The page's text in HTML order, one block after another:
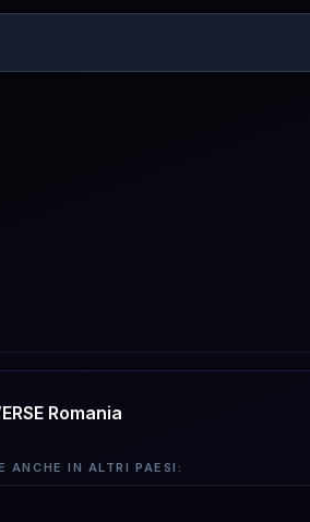
Romania
ANCHE IN ALTRI PAESI: